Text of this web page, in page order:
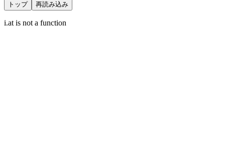
トップ 再読み込み
i.at is not a function